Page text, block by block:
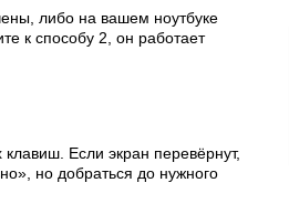
либо на вашем ноутбуке
к способу 2, он работает
Если экран перевёрнут,
но добраться до нужного